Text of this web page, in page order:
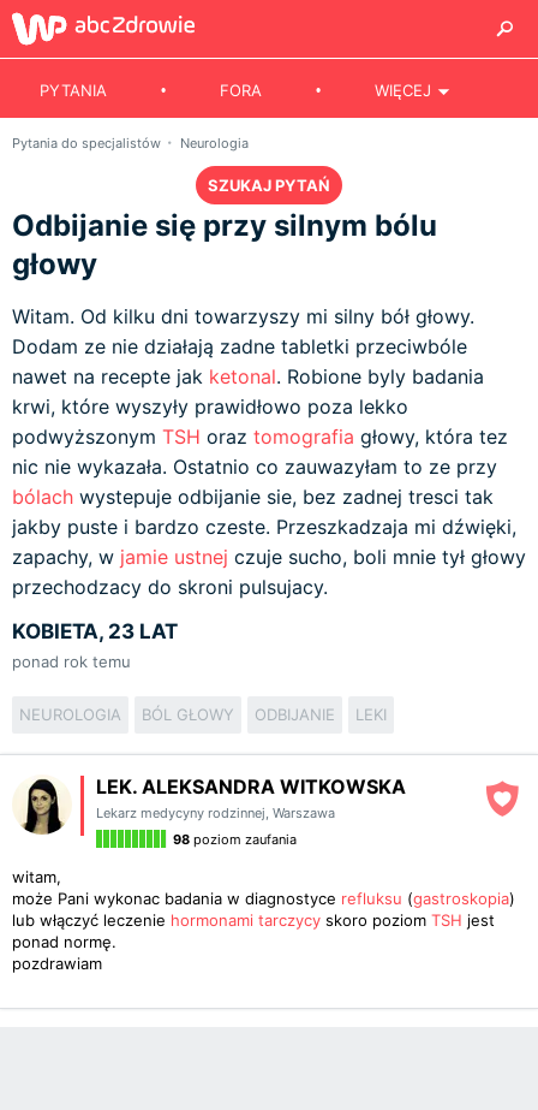
PYTANIA FORA WIĘCEJ
Pytania do specjalistów Neurologia
SZUKAJ PYTAŃ
Odbijanie się przy silnym bólu
głowy
Witam. Od kilku dni towarzyszy mi silny bół głowy.
Dodam ze nie działają zadne tabletki przeciwbóle
nawet na recepte jak ketonal. Robione byly badania
krwi, które wyszyły prawidłowo poza lekko
podwyższonym TSH oraz tomografia głowy, która tez
nic nie wykazała. Ostatnio co zauwazyłam to ze przy
bólach wystepuje odbijanie sie, bez zadnej tresci tak
jakby puste i bardzo czeste. Przeszkadzaja mi dźwięki,
zapachy, w jamie ustnej czuje sucho, boli mnie tył głowy
przechodzacy do skroni pulsujacy.
KOBIETA, 23 LAT
ponad rok temu
NEUROLOGIA BÓL GŁOWY ODBIJANIE LEKI
LEK. ALEKSANDRA WITKOWSKA
Lekarz medycyny rodzinnej, Warszawa
98 poziom zaufania
witam,
może Pani wykonac badania w diagnostyce refluksu (gastroskopia)
lub włączyć leczenie hormonami tarczycy skoro poziom TSH jest
ponad normę.
pozdrawiam